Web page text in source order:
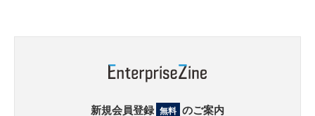
新規会員登録 無料 のご案内